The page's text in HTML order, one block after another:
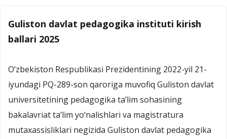
Guliston davlat pedagogika instituti kirish
ballari 2025
O‘zbekiston Respublikasi Prezidentining 2022-yil 21-
iyundagi PQ-289-son qaroriga muvofiq Guliston davlat
universitetining pedagogika ta’lim sohasining
bakalavriat ta’lim yo‘nalishlari va magistratura
mutaxassisliklari negizida Guliston davlat pedagogika